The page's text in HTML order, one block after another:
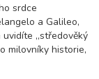
srdce
a Galileo,
„středověký
milovníky historie,